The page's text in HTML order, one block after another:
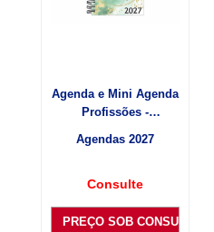
Agenda e Mini Agenda
Profissões -
Agendas 2027
Consulte
PREÇO SOB CONSULTA